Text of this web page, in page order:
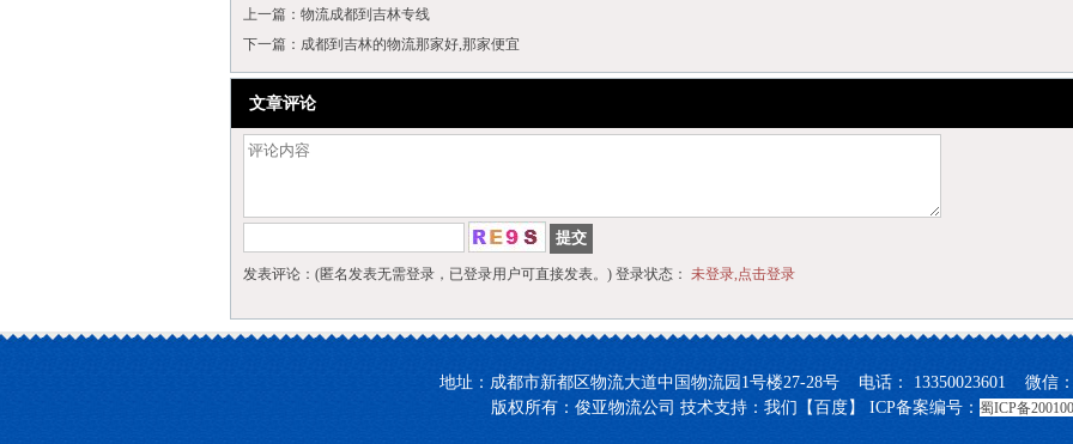
上一篇： 物流成都到吉林专线
下一篇： 成都到吉林的物流那家好,那家便宜
文章评论
发表评论：(匿名发表无需登录，已登录用户可直接发表。) 登录状态： 未登录,点击登录
地址：成都市新都区物流大道中国物流园1号楼27-28号 电话： 13350023601 微信：
版权所有：俊亚物流公司 技术支持：我们【百度】 ICP备案编号： 蜀ICP备